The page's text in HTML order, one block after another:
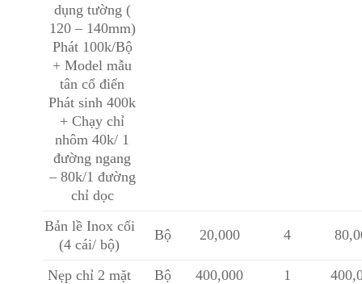
dụng tường (
120 – 140mm)
Phát 100k/Bộ
+ Model mẫu
tân cổ điển
Phát sinh 400k
+ Chạy chỉ
nhôm 40k/ 1
đường ngang
– 80k/1 đường
chỉ dọc
Bản lề Inox cối
(4 cái/ bộ)
Bộ 20,000 4
Nẹp chỉ 2 mặt Bộ 400,000 1